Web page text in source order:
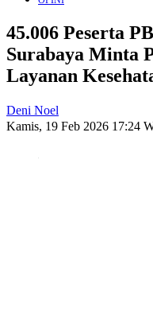
45.006 Peserta
Surabaya Minta
Layanan
Deni Noel
Kamis, 19 Feb 2026 17:24